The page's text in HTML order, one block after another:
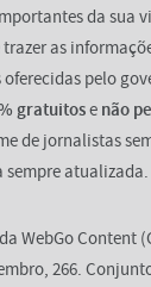
da sua
as
pelo
gratuitose não
de jornalistas
atualizada.
WebGo Content
266.